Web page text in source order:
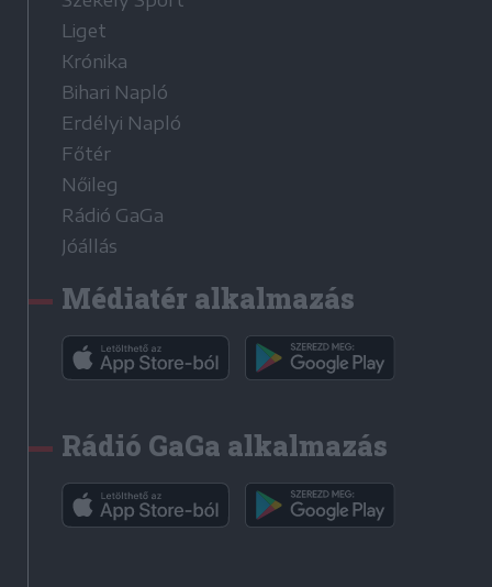
Liget
Krónika
Bihari Napló
Erdélyi Napló
Főtér
Nőileg
Rádió GaGa
Jóállás
Médiatér alkalmazás
Rádió GaGa alkalmazás